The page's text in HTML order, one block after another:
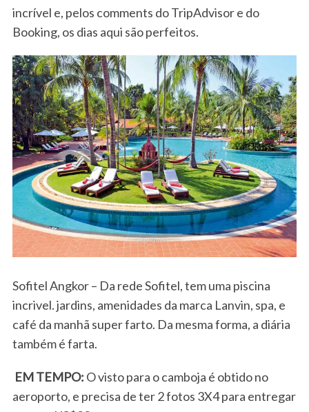
incrível e, pelos comments do TripAdvisor e do
Booking, os dias aqui são perfeitos.
Sofitel Angkor – Da rede Sofitel, tem uma piscina
incrivel. jardins, amenidades da marca Lanvin, spa, e
café da manhã super farto. Da mesma forma, a diária
também é farta.
EM TEMPO: O visto para o camboja é obtido no
aeroporto, e precisa de ter 2 fotos 3X4 para entregar